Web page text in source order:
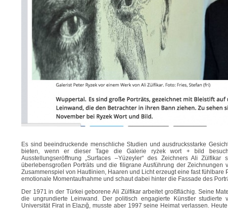
Es sind beeindruckende menschliche Studien und ausdrucksstarke
bieten, wenn er dieser Tage die Galerie ryżek wort + bild
Ausstellungseröffnung „Surfaces –Yüzeyler“ des Zeichners Ali Zülfikar
überlebensgroßen Porträts und die filigrane Ausführung der Zeichnungen
Zusammenspiel von Hautlinien, Haaren und Licht erzeugt eine fast fühlbare
emotionale Momentaufnahme und schaut dabei hinter die Fassade des
Der 1971 in der Türkei geborene Ali Zülfikar arbeitet großflächig. Seine
die ungrundierte Leinwand. Der politisch engagierte Künstler
Universität Firat in Elazığ, musste aber 1997 seine Heimat verlassen.